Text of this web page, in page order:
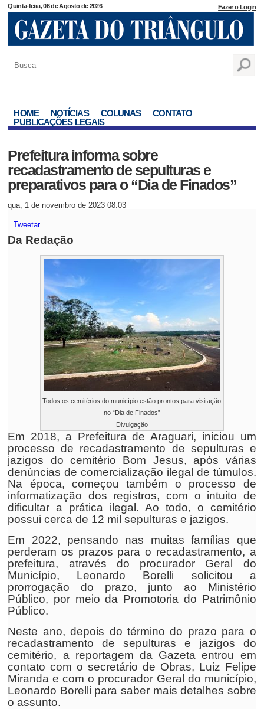
Quinta-feira, 06 de Agosto de 2026 Fazer o Login
HOME NOTÍCIAS COLUNAS
CONTATO
PUBLICAÇÕES LEGAIS
Prefeitura informa sobre
recadastramento de sepulturas e
preparativos para o “Dia de Finados”
qua, 1 de novembro de 2023 08:03
Tweetar
Da Redação
Todos os cemitérios do município estão prontos para visitação
no “Dia de Finados”
Divulgação
Em 2018, a Prefeitura de Araguari, iniciou um
processo de recadastramento de sepulturas e
jazigos do cemitério Bom Jesus, após várias
denúncias de comercialização ilegal de túmulos.
Na época, começou também o processo de
informatização dos registros, com o intuito de
dificultar a prática ilegal. Ao todo, o cemitério
possui cerca de 12 mil sepulturas e jazigos.
Em 2022, pensando nas muitas famílias que
perderam os prazos para o recadastramento, a
prefeitura, através do procurador Geral do
Município, Leonardo Borelli solicitou a
prorrogação do prazo, junto ao Ministério
Público, por meio da Promotoria do Patrimônio
Público.
Neste ano, depois do término do prazo para o
recadastramento de sepulturas e jazigos do
cemitério, a reportagem da Gazeta entrou em
contato com o secretário de Obras, Luiz Felipe
Miranda e com o procurador Geral do município,
Leonardo Borelli para saber mais detalhes sobre
o assunto.